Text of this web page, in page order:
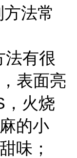
法常
法有很
表面亮
，火烧
的小
味；